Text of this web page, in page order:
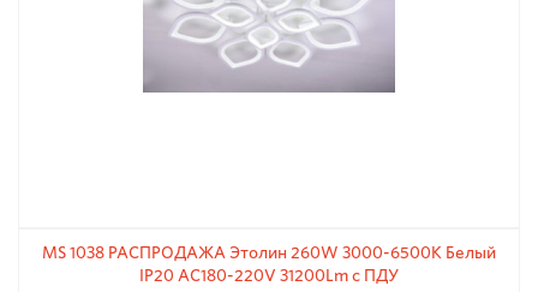
MS 1038 РАСПРОДАЖА Этолин 260W 3000-6500К Белый
IP20 AC180-220V 31200Lm с ПДУ